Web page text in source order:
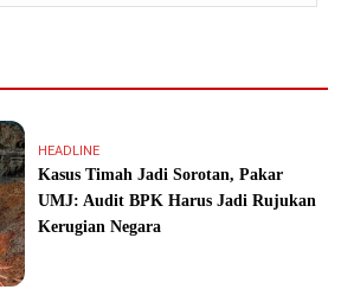
HEADLINE
Kasus Timah Jadi Sorotan, Pakar
UMJ: Audit BPK Harus Jadi Rujukan
Kerugian Negara